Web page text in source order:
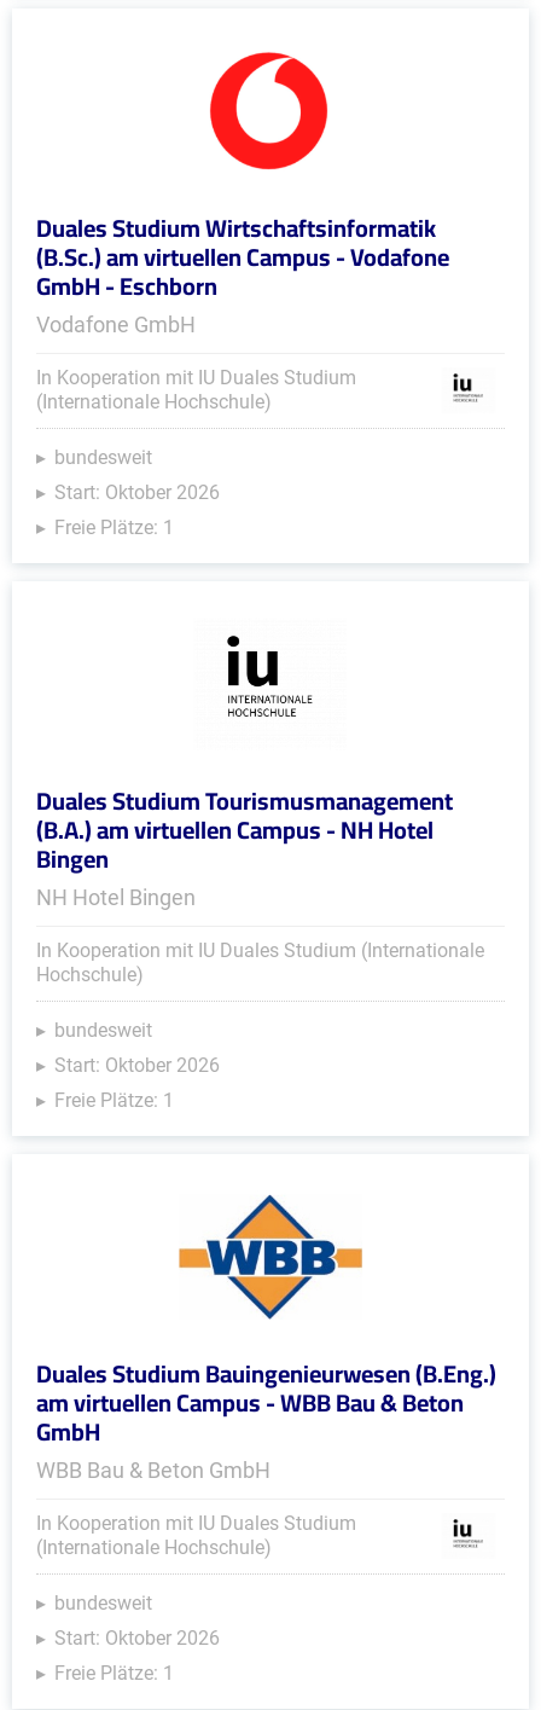
Duales Studium Wirtschaftsinformatik
(B.Sc.) am virtuellen Campus - Vodafone
GmbH - Eschborn
Vodafone GmbH
In Kooperation mit IU Duales Studium
(Internationale Hochschule)
bundesweit
Start: Oktober 2026
Freie Plätze: 1
Duales Studium Tourismusmanagement
(B.A.) am virtuellen Campus - NH Hotel
Bingen
NH Hotel Bingen
In Kooperation mit IU Duales Studium (Internationale
Hochschule)
bundesweit
Start: Oktober 2026
Freie Plätze: 1
Duales Studium Bauingenieurwesen (B.Eng.)
am virtuellen Campus - WBB Bau & Beton
GmbH
WBB Bau & Beton GmbH
In Kooperation mit IU Duales Studium
(Internationale Hochschule)
bundesweit
Start: Oktober 2026
Freie Plätze: 1